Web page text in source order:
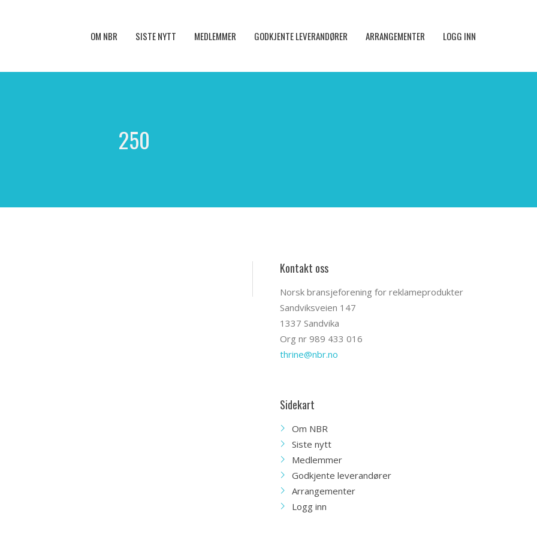
OM NBR SISTE NYTT MEDLEMMER GODKJENTE LEVERANDØRER ARRANGEMENTER LOGG INN
250
Kontakt oss
Norsk bransjeforening for reklameprodukter
Sandviksveien 147
1337 Sandvika
Org nr 989 433 016
thrine@nbr.no
Sidekart
Om NBR
Siste nytt
Medlemmer
Godkjente leverandører
Arrangementer
Logg inn